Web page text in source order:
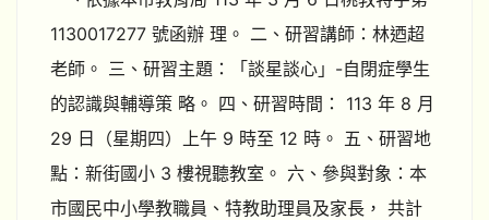
1130017277 號函辦 理。 二、研習講師：林迺超
老師。 三、研習主題：「談星談心」-自閉症學生
的認識與輔導策 略。 四、研習時間： 113 年 8 月
29 日（星期四）上午 9 時至 12 時。 五、研習地
點：新街國小 3 樓視聽教室。 六、參與對象：本
市國民中小學教職員、特教助理員及家長， 共計